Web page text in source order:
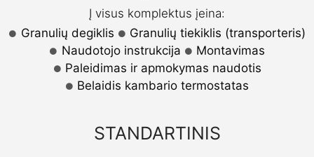
Į visus komplektus įeina:
Granulių degiklis
Granulių tiekiklis (transporteris)
Naudotojo instrukcija
Montavimas
Paleidimas ir apmokymas naudotis
Belaidis kambario termostatas
STANDARTINIS